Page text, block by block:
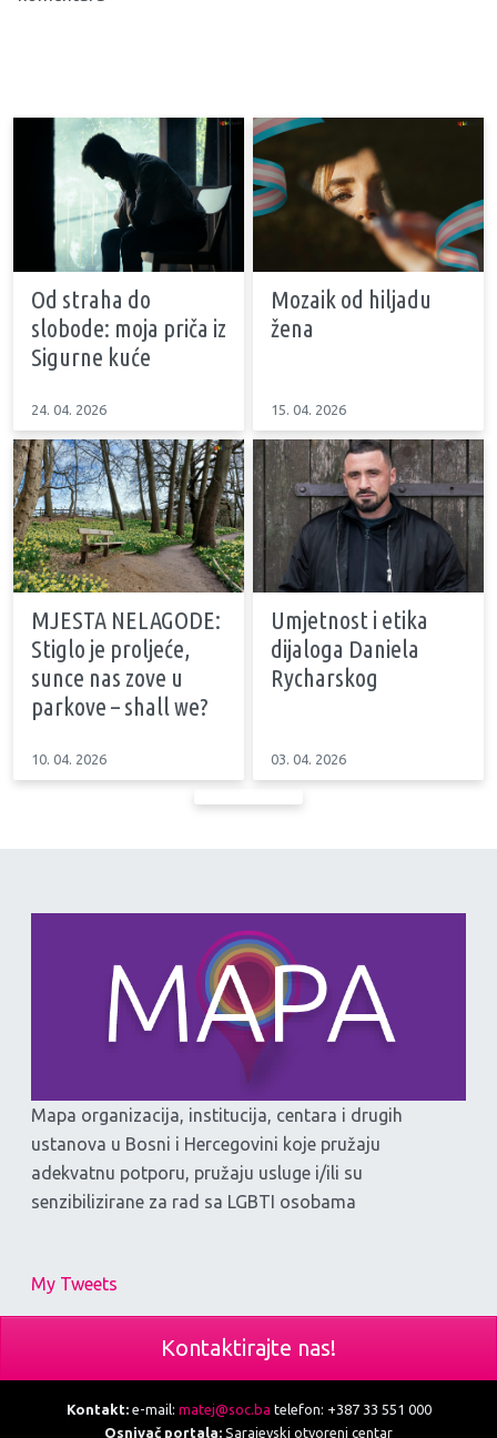
Od straha do
slobode: moja priča iz
Sigurne kuće
24. 04. 2026
Mozaik od hiljadu
žena
15. 04. 2026
MJESTA NELAGODE:
Stiglo je proljeće,
sunce nas zove u
parkove – shall we?
10. 04. 2026
Umjetnost i etika
dijaloga Daniela
Rycharskog
03. 04. 2026
Mapa organizacija, institucija, centara i drugih
ustanova u Bosni i Hercegovini koje pružaju
adekvatnu potporu, pružaju usluge i/ili su
senzibilizirane za rad sa LGBTI osobama
My Tweets
Kontaktirajte nas!
Kontakt:e-mail: matej@soc.ba telefon: +387 33 551 000
Osnivač portala: Sarajevski otvoreni centar